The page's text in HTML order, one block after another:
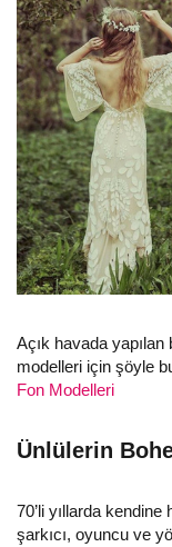
Açık havada
modelleri için şöyle
Fon Modelleri
Ünlülerin
70’li yıllarda
şarkıcı, oyuncu ve